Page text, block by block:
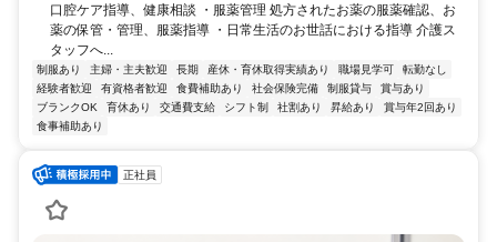
口腔ケア指導、健康相談 ・服薬管理 処方されたお薬の服薬確認、お
薬の保管・管理、服薬指導 ・日常生活のお世話における指導 介護ス
タッフへ...
制服あり 主婦・主夫歓迎 長期 産休・育休取得実績あり 職場見学可
転勤なし
経験者歓迎
有資格者歓迎 食費補助あり 社会保険完備 制服貸与
賞与あり
ブランクOK
育休あり 交通費支給 シフト制 社割あり 昇給あり
賞与年2回あり
食事補助あり
正社員